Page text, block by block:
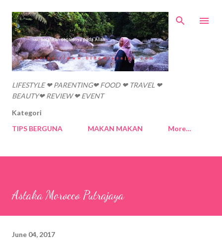
Skip to main content
LIFESTYLE ❤ PARENTING❤ FOOD ❤ TRAVEL ❤
BEAUTY❤ REVIEW ❤ EVENT
Kategori
TIPS BERGUNA
MAKAN MAKAN More…
Astaka Morocco Putrajaya
June 04, 2017